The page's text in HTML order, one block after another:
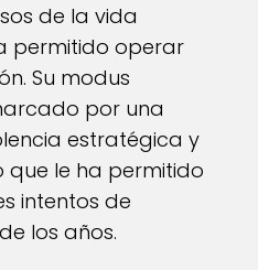
de la vida
permitido operar
Su modus
por una
estratégica y
que le ha permitido
intentos de
los años.